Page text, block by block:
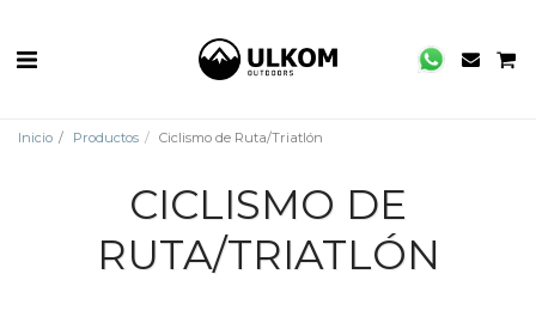
Inicio Productos Ciclismo de Ruta/Triatlón
CICLISMO DE
RUTA/TRIATLÓN